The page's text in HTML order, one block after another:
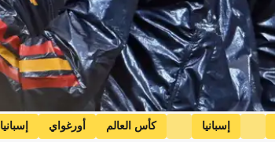
إسبانيا كأس العالم أورغواي إسبانيا